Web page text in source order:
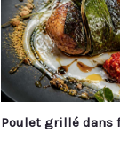
Poulet grillé dans